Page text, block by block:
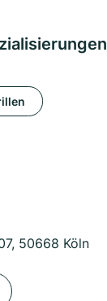
50668 Köln